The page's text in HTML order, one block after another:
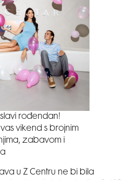
rođendan!
vikend s brojnim
zabavom i
u Z Centru ne bi bila